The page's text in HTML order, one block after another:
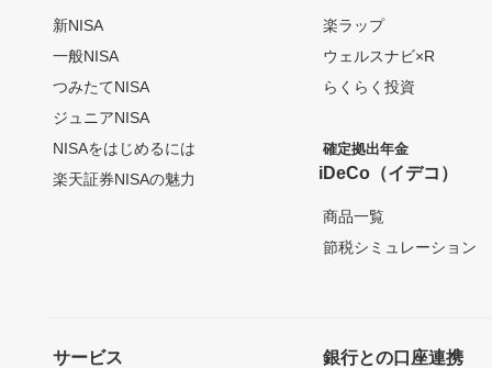
新NISA
一般NISA
つみたてNISA
ジュニアNISA
NISAをはじめるには
楽天証券NISAの魅力
楽ラップ
ウェルスナビ×R
らくらく投資
確定拠出年金
iDeCo（イデコ）
商品一覧
節税シミュレーション
サービス 銀行との口座連携